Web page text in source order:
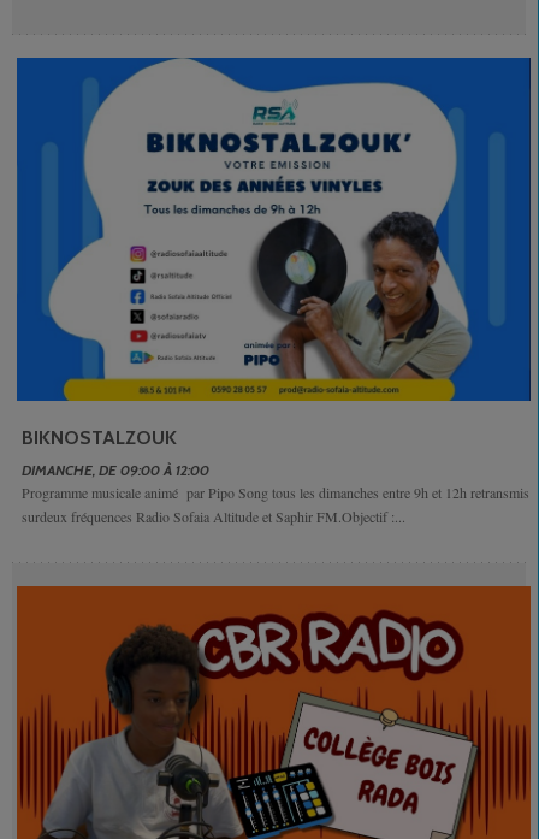
BIKNOSTALZOUK
DIMANCHE, DE 09:00 À 12:00
Programme musicale animé par Pipo Song tous les dimanches entre 9h et 12h retransmis
surdeux fréquences Radio Sofaia Altitude et Saphir FM.Objectif :...